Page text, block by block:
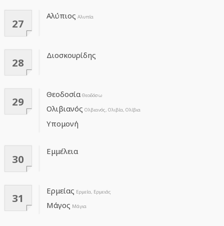
27
Αλύπιος Αλυπία
28
Διοσκουρίδης
29
Θεοδοσία Θεοδόσω
Ολιβιανός Ολβιανός, Ολιβία, Ολίβια
Υπομονή
30
Εμμέλεια
31
Ερμείας Ερμεία, Ερμειάς
Μάγος Μάγια